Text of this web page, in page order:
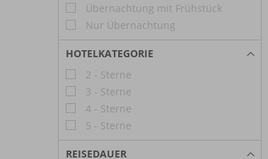
Übernachtung mit Frühstück
Nur Übernachtung
HOTELKATEGORIE
2 - Sterne
3 - Sterne
4 - Sterne
5 - Sterne
REISEDAUER